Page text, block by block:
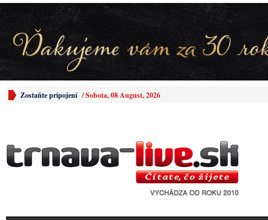
Zostaňte pripojení /Sobota, 08 August, 2026